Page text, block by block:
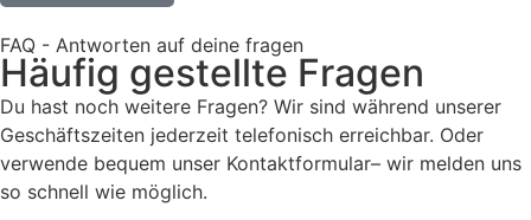
FAQ - Antworten auf deine fragen
Häufig gestellte Fragen
Du hast noch weitere Fragen? Wir sind während unserer
Geschäftszeiten jederzeit telefonisch erreichbar. Oder
verwende bequem unser Kontaktformular– wir melden uns
so schnell wie möglich.